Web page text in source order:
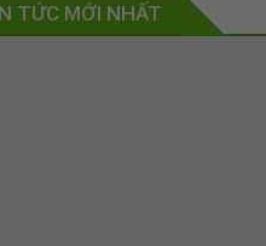
TỨC MỚI NHẤT